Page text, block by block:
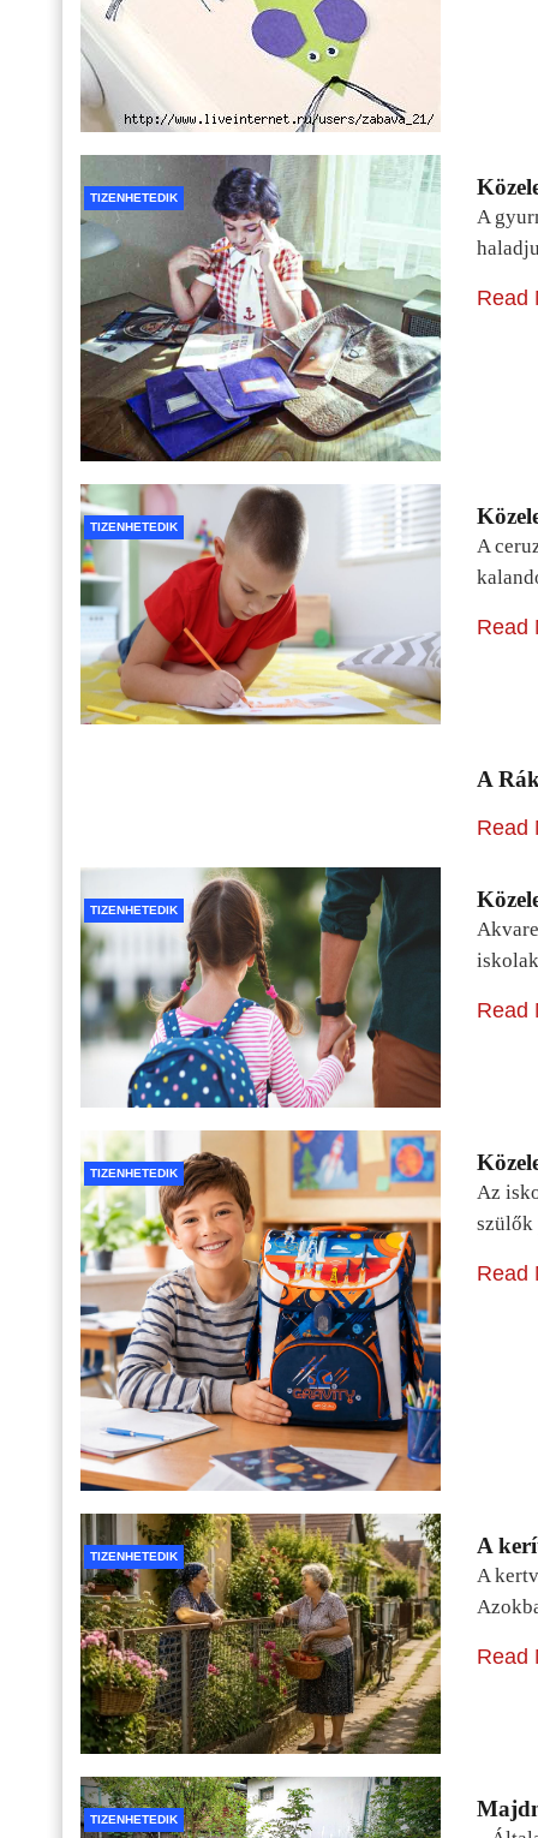
TIZENHETEDIK
A
Read
TIZENHETEDIK
A
Read
A
Read
TIZENHETEDIK
Read
TIZENHETEDIK
Az
szülők
Read
TIZENHETEDIK A
A
Read
TIZENHETEDIK